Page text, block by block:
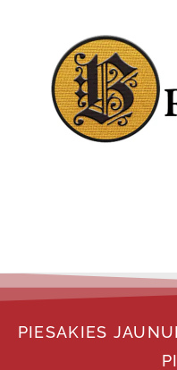
PIESAKIES